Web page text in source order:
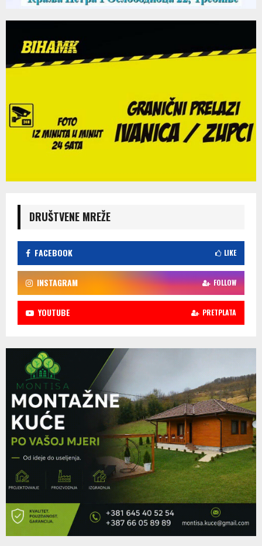
DRUŠTVENE MREŽE
FACEBOOK LIKE
INSTAGRAM FOLLOW
YOUTUBE PRETPLATA